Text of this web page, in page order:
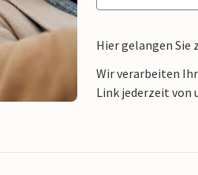
Hier gelangen Sie
Wir verarbeiten
Link jederzeit von